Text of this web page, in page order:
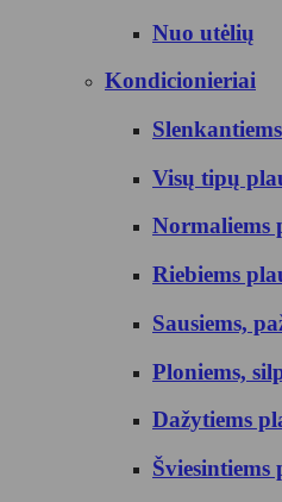
Nuo utėlių
Kondicionieriai
Visų tipų
Normaliems
Riebiems
Sausiems,
Ploniems,
Dažytiems
Šviesintiems